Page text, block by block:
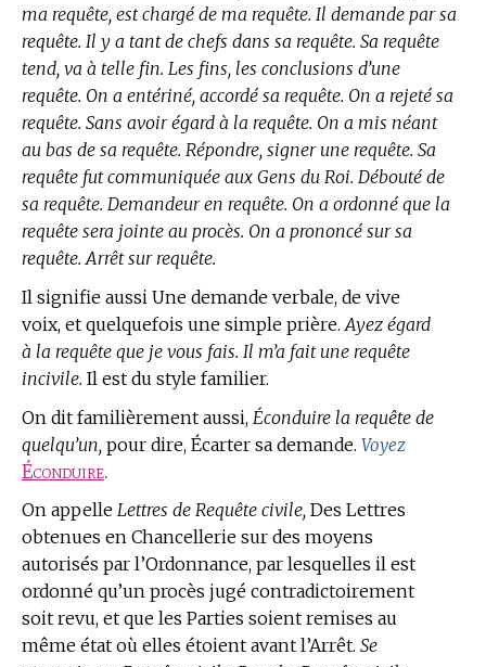
ma requête, est chargé de ma requête. Il demande par sa
requête. Il y a tant de chefs dans sa requête. Sa requête
tend, va à telle fin. Les fins, les conclusions d’une
requête. On a entériné, accordé sa requête. On a rejeté sa
requête. Sans avoir égard à la requête. On a mis néant
au bas de sa requête. Répondre, signer une requête. Sa
requête fut communiquée aux Gens du Roi. Débouté de
sa requête. Demandeur en requête. On a ordonné que la
requête sera jointe au procès. On a prononcé sur sa
requête. Arrêt sur requête.
Il signifie aussi Une demande verbale, de vive
voix, et quelquefois une simple prière. Ayez égard
à la requête que je vous fais. Il m’a fait une requête
incivile. Il est du style familier.
On dit familièrement aussi, Éconduire la requête de
quelqu’un, pour dire, Écarter sa demande. Voyez
Éconduire.
On appelle Lettres de Requête civile, Des Lettres
obtenues en Chancellerie sur des moyens
autorisés par l’Ordonnance, par lesquelles il est
ordonné qu’un procès jugé contradictoirement
soit revu, et que les Parties soient remises au
même état où elles étoient avant l’Arrêt. Se